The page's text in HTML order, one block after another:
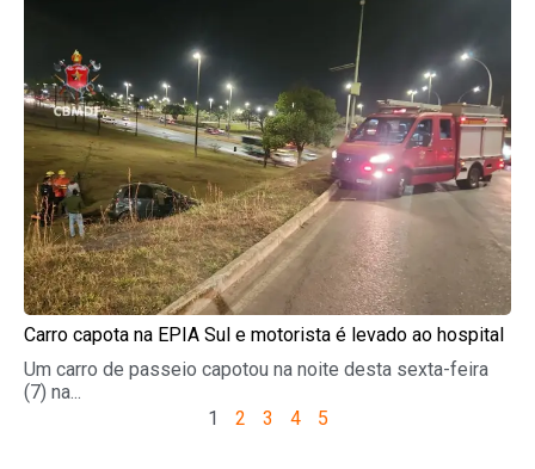
Carro capota na EPIA Sul e motorista é levado ao hospital
Um carro de passeio capotou na noite desta sexta-feira
(7) na...
1
2 3 4 5